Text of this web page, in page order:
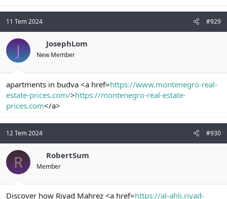
11 Tem 2024 #929
J JosephLom
New Member
apartments in budva <a href=https://www.montenegro-real-
estate-prices.com/>https://montenegro-real-estate-
prices.com</a>
12 Tem 2024 #930
R RobertSum
Member
Discover how Riyad Mahrez <a href=https://al-ahli.riyad-